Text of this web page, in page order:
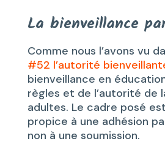
La bienveillance
Comme nous l’avons vu
#52 l’autorité
bienveillance en
règles et de l’autorité de
adultes. Le cadre posé
propice à une adhésion
non à une soumission.